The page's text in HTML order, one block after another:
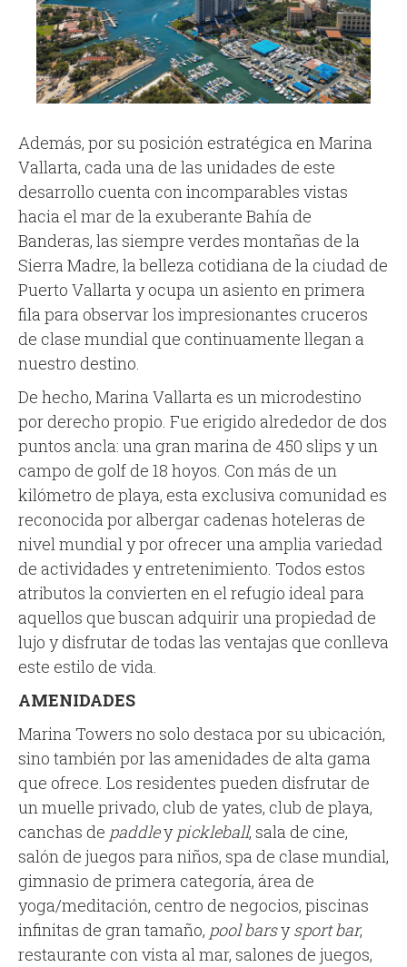
Además, por su posición estratégica en Marina
Vallarta, cada una de las unidades de este
desarrollo cuenta con incomparables vistas
hacia el mar de la exuberante Bahía de
Banderas, las siempre verdes montañas de la
Sierra Madre, la belleza cotidiana de la ciudad de
Puerto Vallarta y ocupa un asiento en primera
fila para observar los impresionantes cruceros
de clase mundial que continuamente llegan a
nuestro destino.
De hecho, Marina Vallarta es un microdestino
por derecho propio. Fue erigido alrededor de dos
puntos ancla: una gran marina de 450 slips y un
campo de golf de 18 hoyos. Con más de un
kilómetro de playa, esta exclusiva comunidad es
reconocida por albergar cadenas hoteleras de
nivel mundial y por ofrecer una amplia variedad
de actividades y entretenimiento. Todos estos
atributos la convierten en el refugio ideal para
aquellos que buscan adquirir una propiedad de
lujo y disfrutar de todas las ventajas que conlleva
este estilo de vida.
AMENIDADES
Marina Towers no solo destaca por su ubicación,
sino también por las amenidades de alta gama
que ofrece. Los residentes pueden disfrutar de
un muelle privado, club de yates, club de playa,
canchas de paddley pickleball, sala de cine,
salón de juegos para niños, spa de clase mundial,
gimnasio de primera categoría, área de
yoga/meditación, centro de negocios, piscinas
infinitas de gran tamaño, pool barsysport bar,
restaurante con vista al mar, salones de juegos,